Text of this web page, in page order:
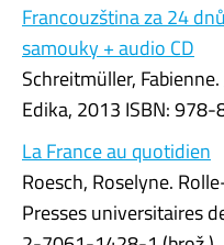
Francouzština za 24
samouky + audio CD
Schreitmüller,
Edika, 2013 ISBN:
La France au quotidien
Roesch, Roselyne.
Presses universitaires